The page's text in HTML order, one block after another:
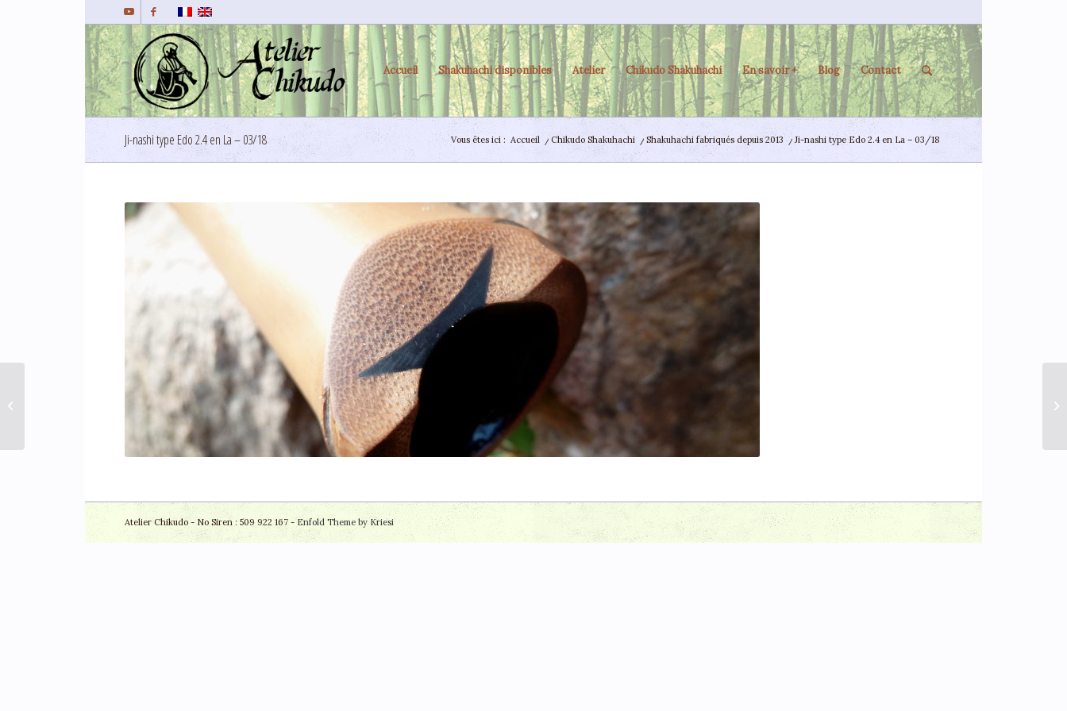
Accueil Shakuhachi disponibles Atelier Chikudo Shakuhachi En savoir + Blog Contact
Ji-nashi type Edo 2.4 en La – 03/18 Vous êtes ici : Accueil / Chikudo Shakuhachi /Shakuhachi fabriqués depuis 2013 / Ji-nashi type Edo 2.4 en La – 03/18
Atelier Chikudo - No Siren : 509 922 167 - Enfold Theme by Kriesi